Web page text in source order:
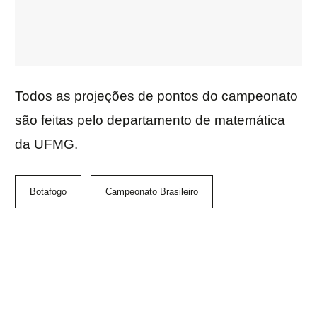
Todos as projeções de pontos do campeonato
são feitas pelo departamento de matemática
da UFMG.
Botafogo Campeonato Brasileiro